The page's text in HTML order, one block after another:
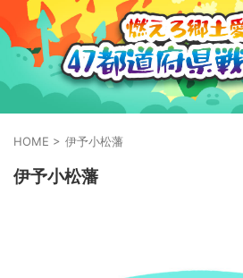
HOME > 伊予小松藩
伊予小松藩